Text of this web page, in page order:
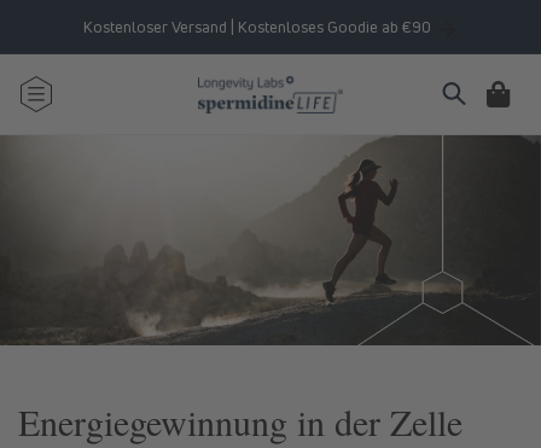
Inhalt
Kostenloser Versand | Kostenloses Goodie ab €90
Warenkorb
Energiegewinnung in der Zelle